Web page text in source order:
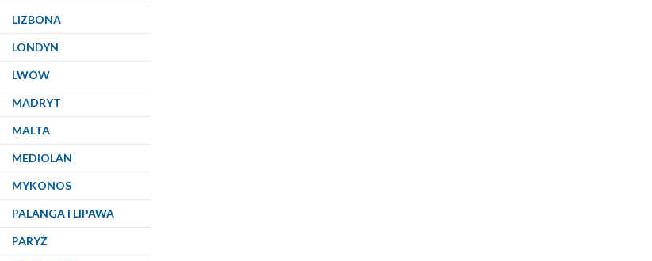
LIZBONA
LONDYN
LWÓW
MADRYT
MALTA
MEDIOLAN
MYKONOS
PALANGA I LIPAWA
PARYŻ